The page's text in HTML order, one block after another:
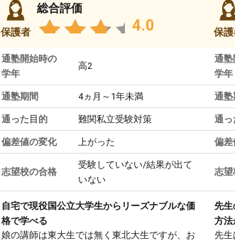
保護者
総合評価
4.0
通塾開始時の
学年
高2
通塾期間 4ヵ月～1年未満
通った目的 難関私立受験対策
偏差値の変化 上がった
志望校の合格
受験していない/結果が出て
いない
自宅で現役国公立大学生からリーズナブルな価
格で学べる
娘の講師は東大生では無く東北大生ですが、お
保
通塾
学年
通塾
通っ
偏差
志望
先生
方法
先生